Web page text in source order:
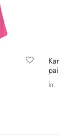
kr.